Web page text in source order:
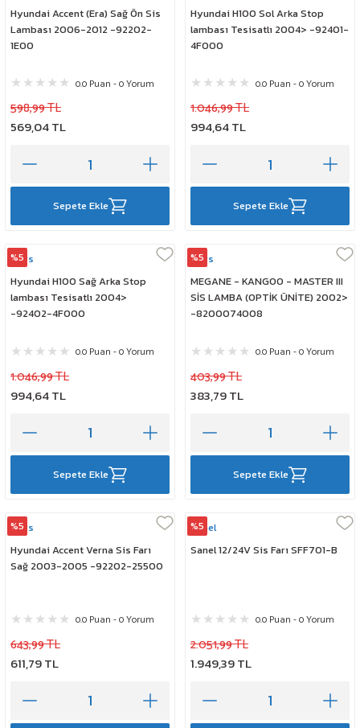
Hyundai Accent (Era) Sağ Ön Sis
Lambası 2006-2012 -92202-
1E00
0.0 Puan - 0 Yorum
598,99 TL
569,04 TL
Sepete Ekle
Hyundai H100 Sol Arka Stop
lambası Tesisatlı 2004> -92401-
4F000
0.0 Puan - 0 Yorum
1.046,99 TL
994,64 TL
Sepete Ekle
%5
Mars
Hyundai H100 Sağ Arka Stop
lambası Tesisatlı 2004>
-92402-4F000
0.0 Puan - 0 Yorum
1.046,99 TL
994,64 TL
Sepete Ekle
%5
Mars
MEGANE - KANGOO - MASTER III
SİS LAMBA (OPTİK ÜNİTE) 2002>
-8200074008
0.0 Puan - 0 Yorum
403,99 TL
383,79 TL
Sepete Ekle
%5
Mars
Hyundai Accent Verna Sis Farı
Sağ 2003-2005 -92202-25500
0.0 Puan - 0 Yorum
643,99 TL
611,79 TL
%5
Sanel
Sanel 12/24V Sis Farı SFF701-B
0.0 Puan - 0 Yorum
2.051,99 TL
1.949,39 TL